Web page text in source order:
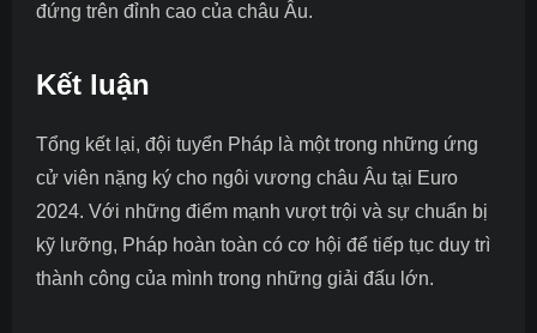
đứng trên đỉnh cao của châu Âu.
Kết luận
Tổng kết lại, đội tuyển Pháp là một trong những ứng
cử viên nặng ký cho ngôi vương châu Âu tại Euro
2024. Với những điểm mạnh vượt trội và sự chuẩn bị
kỹ lưỡng, Pháp hoàn toàn có cơ hội để tiếp tục duy trì
thành công của mình trong những giải đấu lớn.